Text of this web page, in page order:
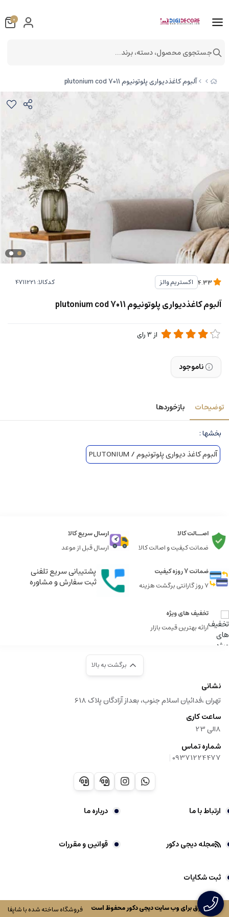
آلبوم کاغذدیواری پلوتونیوم plutonium cod 7011
اکستریم والز کدکالا:
آلبوم کاغذدیواری پلوتونیوم plutonium cod 7011
از 3رای
ناموجود
توضیحات بازخوردها
بخشها :
آلبوم کاغذ دیواری پلوتونیوم / PLUTONIUM
اصــالت کالا
ضمانت کیفیت و اصالت کالا
ارسال سریع کالا
ارسال قبل از موعد
ضمانت 7 روزه کیفیت
7 روز گارانتی برگشت هزینه
پشتیبانی سریع تلفنی
ثبت سفارش و مشاوره
تخفیف های ویژه
ارائه بهترین قیمت بازار
برگشت به بالا
نشانی
تهران ،فدائیان اسلام جنوب، بعداز آزادگان پلاک 618
ساعت کاری
8الی 23
شماره تماس
09371224477
|
ارتباط با ما درباره ما
مجله دیجی دکور قوانین و مقررات
ثبت شکایات
کلیه حقوق برای وب سایتدیجی دکورمحفوظ است فروشگاه ساخته شده با شاپفا
0
جستجوی محصول، دسته، برند...